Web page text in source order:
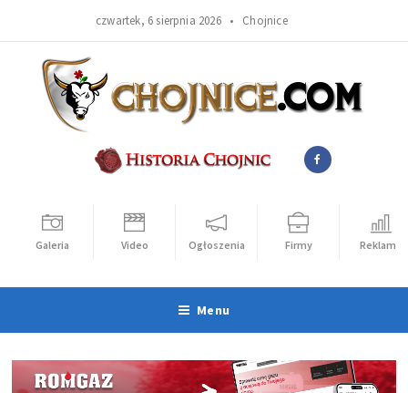
czwartek, 6 sierpnia 2026 • Chojnice
Galeria Video Ogłoszenia Firmy Reklama
Menu